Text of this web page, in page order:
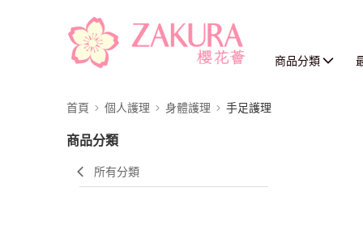
商品分類
首頁 個人護理 身體護理 手足護理
商品分類
所有分類